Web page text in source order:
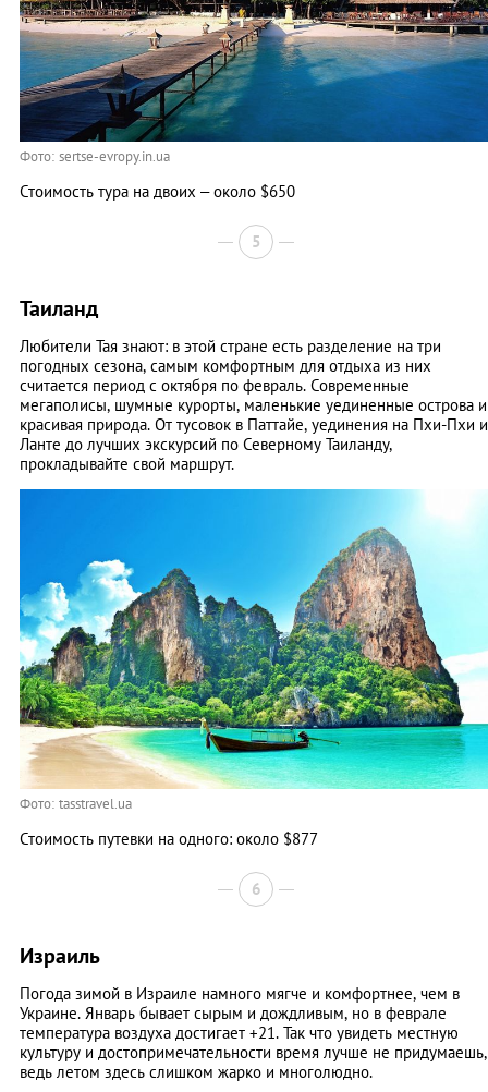
Фото: sertse-evropy.in.ua
Стоимость тура на двоих – около $650
5
Таиланд
Любители Тая знают: в этой стране есть разделение на три
погодных сезона, самым комфортным для отдыха из них
считается период с октября по февраль. Современные
мегаполисы, шумные курорты, маленькие уединенные острова и
красивая природа. От тусовок в Паттайе, уединения на Пхи-Пхи и
Ланте до лучших экскурсий по Северному Таиланду,
прокладывайте свой маршрут.
Фото: tasstravel.ua
Стоимость путевки на одного: около $877
6
Израиль
Погода зимой в Израиле намного мягче и комфортнее, чем в
Украине. Январь бывает сырым и дождливым, но в феврале
температура воздуха достигает +21. Так что увидеть местную
культуру и достопримечательности время лучше не придумаешь,
ведь летом здесь слишком жарко и многолюдно.